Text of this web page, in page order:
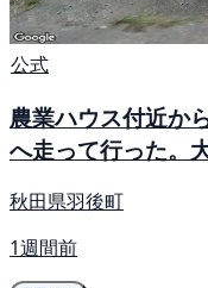
公式
農業ハウス付近か
へ走って行った。
秋田県羽後町
1週間前